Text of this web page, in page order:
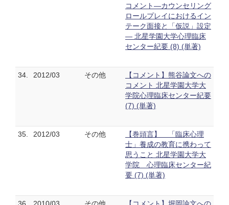
コメント―カウンセリング
ロールプレイにおけるイン
テーク面接と「仮説」設定
― 北星学園大学心理臨床
センター紀要 (8) (単著)
34. 2012/03 その他
【コメント】熊谷論文への
コメント 北星学園大学大
学院心理臨床センター紀要
(7) (単著)
35. 2012/03 その他
【巻頭言】 「臨床心理
士」養成の教育に携わって
思うこと 北星学園大学大
学院 心理臨床センター紀
要 (7) (単著)